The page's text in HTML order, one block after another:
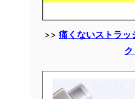
>> 痛くないストラッ
ク